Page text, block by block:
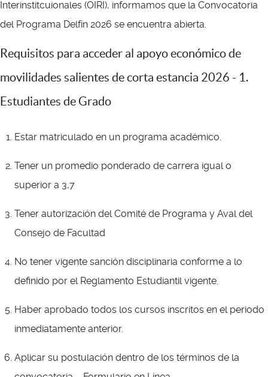
Interinstitcuionales (OIRI), informamos que la Convocatoria
del Programa Delfín 2026 se encuentra abierta.
Requisitos para acceder al apoyo económico de
movilidades salientes de corta estancia 2026 - 1.
Estudiantes de Grado
Estar matriculado en un programa académico.
Tener un promedio ponderado de carrera igual o
superior a 3,7
Tener autorización del Comité de Programa y Aval del
Consejo de Facultad
No tener vigente sanción disciplinaria conforme a lo
definido por el Reglamento Estudiantil vigente.
Haber aprobado todos los cursos inscritos en el periodo
inmediatamente anterior.
Aplicar su postulación dentro de los términos de la